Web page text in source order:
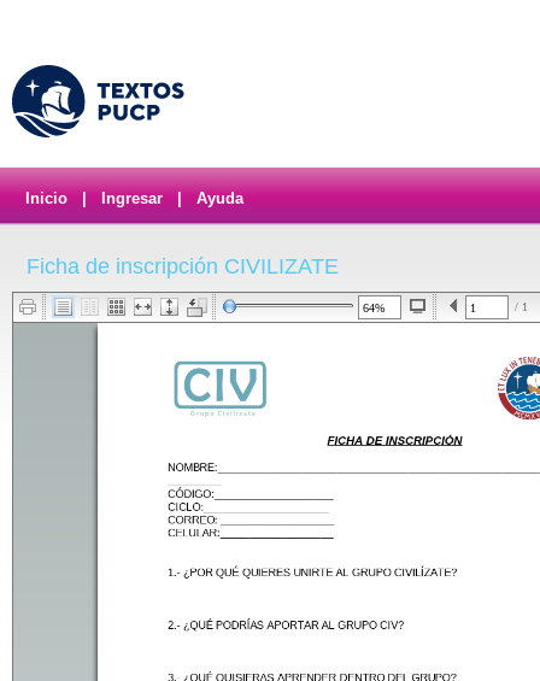
Inicio Ingresar Ayuda
Ficha de inscripción CIVILIZATE
/ 1